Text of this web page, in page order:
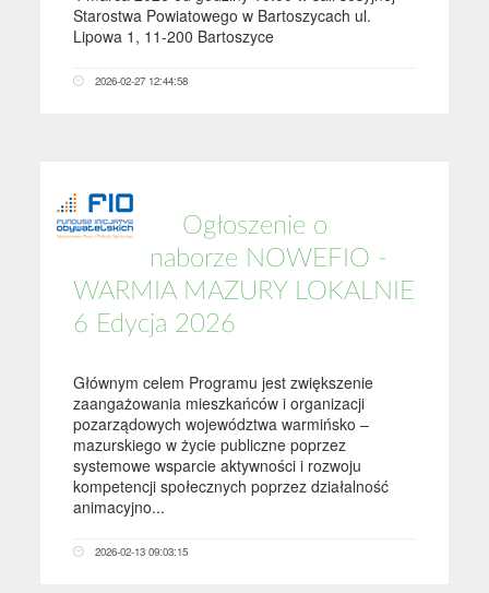
Starostwa Powiatowego w Bartoszycach ul.
Lipowa 1, 11-200 Bartoszyce
2026-02-27 12:44:58
Ogłoszenie o
naborze NOWEFIO -
WARMIA MAZURY LOKALNIE
6 Edycja 2026
Głównym celem Programu jest zwiększenie
zaangażowania mieszkańców i organizacji
pozarządowych województwa warmińsko –
mazurskiego w życie publiczne poprzez
systemowe wsparcie aktywności i rozwoju
kompetencji społecznych poprzez działalność
animacyjno...
2026-02-13 09:03:15